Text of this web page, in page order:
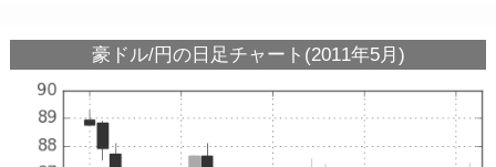
豪ドル/円の日足チャート(2011年5月)